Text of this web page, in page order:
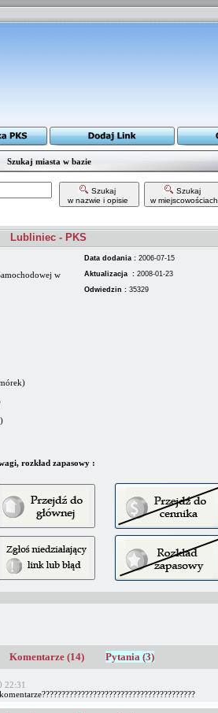
Szukaj miasta w bazie
Szukaj
w nazwie i opisie
Szukaj
w miejscowościach
Lubliniec - PKS
Data dodania : 2006-07-15
w
Aktualizacja : 2008-01-23
Odwiedzin : 35329
rozkład zapasowy :
Komentarze (14) Pytania (3)
22:31